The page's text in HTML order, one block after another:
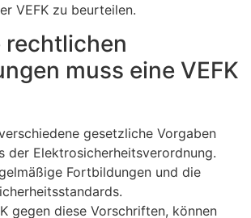
VEFK zu beurteilen.
rechtlichen
muss eine VEFK
gesetzliche Vorgaben
der Elektrosicherheitsverordnung.
Fortbildungen und die
gegen diese Vorschriften, können